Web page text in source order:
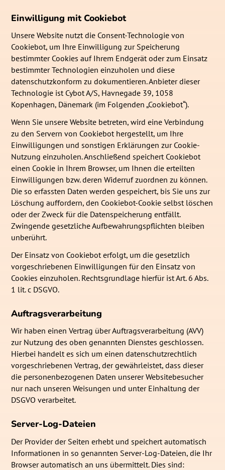
Einwilligung mit Cookiebot
Unsere Website nutzt die Consent-Technologie von
Cookiebot, um Ihre Einwilligung zur Speicherung
bestimmter Cookies auf Ihrem Endgerät oder zum Einsatz
bestimmter Technologien einzuholen und diese
datenschutzkonform zu dokumentieren. Anbieter dieser
Technologie ist Cybot A/S, Havnegade 39, 1058
Kopenhagen, Dänemark (im Folgenden „Cookiebot“).
Wenn Sie unsere Website betreten, wird eine Verbindung
zu den Servern von Cookiebot hergestellt, um Ihre
Einwilligungen und sonstigen Erklärungen zur Cookie-
Nutzung einzuholen. Anschließend speichert Cookiebot
einen Cookie in Ihrem Browser, um Ihnen die erteilten
Einwilligungen bzw. deren Widerruf zuordnen zu können.
Die so erfassten Daten werden gespeichert, bis Sie uns zur
Löschung auffordern, den Cookiebot-Cookie selbst löschen
oder der Zweck für die Datenspeicherung entfällt.
Zwingende gesetzliche Aufbewahrungspflichten bleiben
unberührt.
Der Einsatz von Cookiebot erfolgt, um die gesetzlich
vorgeschriebenen Einwilligungen für den Einsatz von
Cookies einzuholen. Rechtsgrundlage hierfür ist Art. 6 Abs.
1 lit. c DSGVO.
Auftragsverarbeitung
Wir haben einen Vertrag über Auftragsverarbeitung (AVV)
zur Nutzung des oben genannten Dienstes geschlossen.
Hierbei handelt es sich um einen datenschutzrechtlich
vorgeschriebenen Vertrag, der gewährleistet, dass dieser
die personenbezogenen Daten unserer Websitebesucher
nur nach unseren Weisungen und unter Einhaltung der
DSGVO verarbeitet.
Server-Log-Dateien
Der Provider der Seiten erhebt und speichert automatisch
Informationen in so genannten Server-Log-Dateien, die Ihr
Browser automatisch an uns übermittelt. Dies sind: